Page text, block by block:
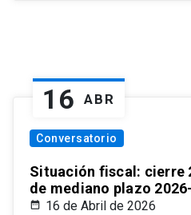
16 ABR
Conversatorio
Situación fiscal: cierre
de mediano plazo
16 de Abril de 2026